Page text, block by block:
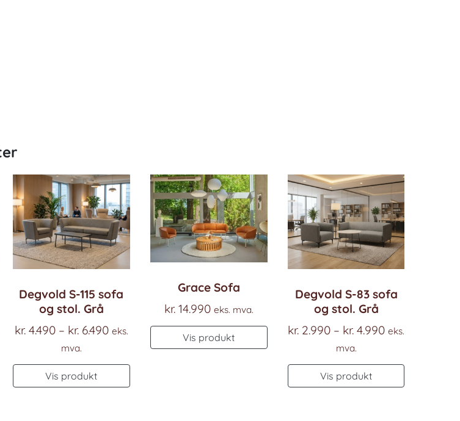
Degvold S-115 sofa
og stol. Grå
kr.4.490 – kr.6.490Prisområde:
til
eks.
mva.
Vis produkt
Dette
produktet
Grace Sofa
kr.14.990 eks. mva.
Vis produkt
Degvold S-83 sofa
og stol. Grå
kr. 2.990 – kr. 4.990Prisområde:
til
eks.
mva.
Vis produkt
Dette
produktet